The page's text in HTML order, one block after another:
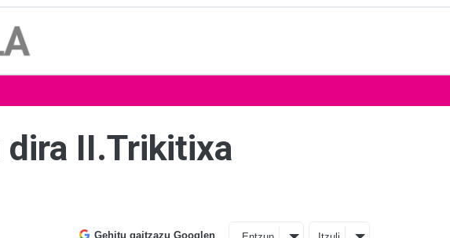
II.Trikitixa
Gehitu gaitzazu Googlen